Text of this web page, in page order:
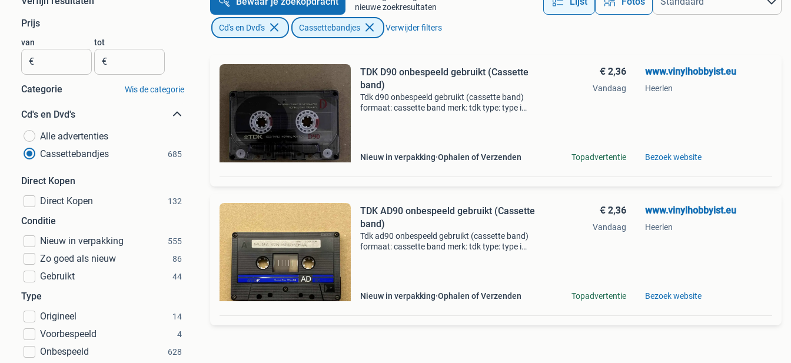
Prijs
van
€
tot
€
Categorie Wis de categorie
Cd's en Dvd's
Alle advertenties
Cassettebandjes
685
Direct Kopen
Direct Kopen
132
Conditie
Nieuw in verpakking
555
Zo goed als nieuw 86
Gebruikt 44
Type
Origineel
14
Voorbespeeld 4
Onbespeeld 628
nieuwe zoekresultaten
Cd's en Dvd's Cassettebandjes Verwijder filters
TDK D90 onbespeeld gebruikt (Cassette
band)
Tdk d90 onbespeeld gebruikt (cassette band)
formaat: cassette band merk: tdk type: type i
Nieuw in verpakking Ophalen of Verzenden
€ 2,36
Vandaag
Topadvertentie
www.vinylhobbyist.eu
Heerlen
Bezoek website
TDK AD90 onbespeeld gebruikt (Cassette
band)
Tdk ad90 onbespeeld gebruikt (cassette band)
formaat: cassette band merk: tdk type: type i
Nieuw in verpakking Ophalen of Verzenden
€ 2,36
Vandaag
Topadvertentie
www.vinylhobbyist.eu
Heerlen
Bezoek website